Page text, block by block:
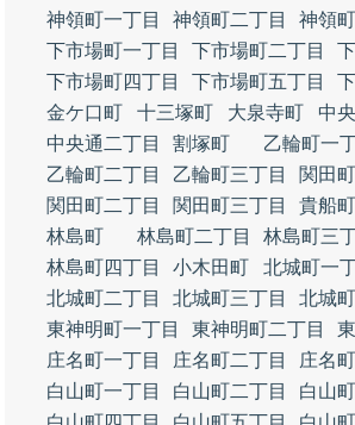
神領町一丁目
神領町二丁目
神領
下市場町一丁目
下市場町二丁目
下市場町四丁目
下市場町五丁目
金ケ口町
十三塚町 大泉寺町
中
中央通二丁目
割塚町
乙輪町一
乙輪町二丁目
乙輪町三丁目
関田
関田町二丁目
関田町三丁目 貴船町
林島町
林島町二丁目
林島町三
林島町四丁目
小木田町
北城町一
北城町二丁目
北城町三丁目
北城
東神明町一丁目
東神明町二丁目
庄名町一丁目
庄名町二丁目
庄名町
白山町一丁目
白山町二丁目
白山